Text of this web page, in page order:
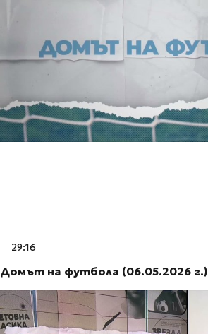
29:16
Домът на футбола (06.05.2026 г.)